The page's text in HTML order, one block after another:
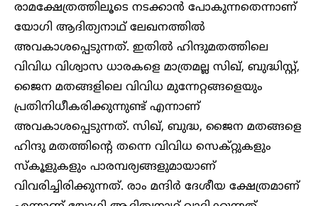
രാമക്ഷേത്രത്തിലൂടെ നടക്കാന്‍ പോകുന്നതെന്നാണ്
യോഗി ആദിത്യനാഥ് ലേഖനത്തിൽ
അവകാശപ്പെടുന്നത്. ഇതില്‍ ഹിന്ദുമതത്തിലെ
വിവിധ വിശ്വാസ ധാരകളെ മാത്രമല്ല സിഖ്, ബുദ്ധിസ്റ്റ്,
ജൈന മതങ്ങളിലെ വിവിധ മുന്നേറ്റങ്ങളെയും
പ്രതിനിധീകരിക്കുന്നുണ്ട് എന്നാണ്
അവകാശപ്പെടുന്നത്. സിഖ്, ബുദ്ധ, ജൈന മതങ്ങളെ
ഹിന്ദു മതത്തിന്റെ തന്നെ വിവിധ സെക്റ്റുകളും
സ്‌കൂളുകളും പാരമ്പര്യങ്ങളുമായാണ്
വിവരിച്ചിരിക്കുന്നത്. രാം മന്ദിര്‍ ദേശീയ ക്ഷേത്രമാണ്